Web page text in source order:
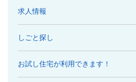
求人情報
しごと探し
お試し住宅が利用できます！